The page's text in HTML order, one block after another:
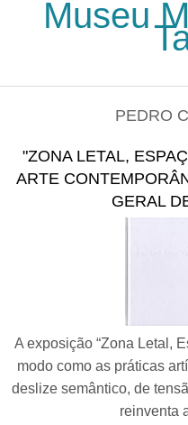
Passar para o conteúdo
Museu
PEDRO
"ZONA LETAL,
ARTE
GERAL
A exposição “Zona Letal,
modo como as práticas
deslize semântico, de
reinventa